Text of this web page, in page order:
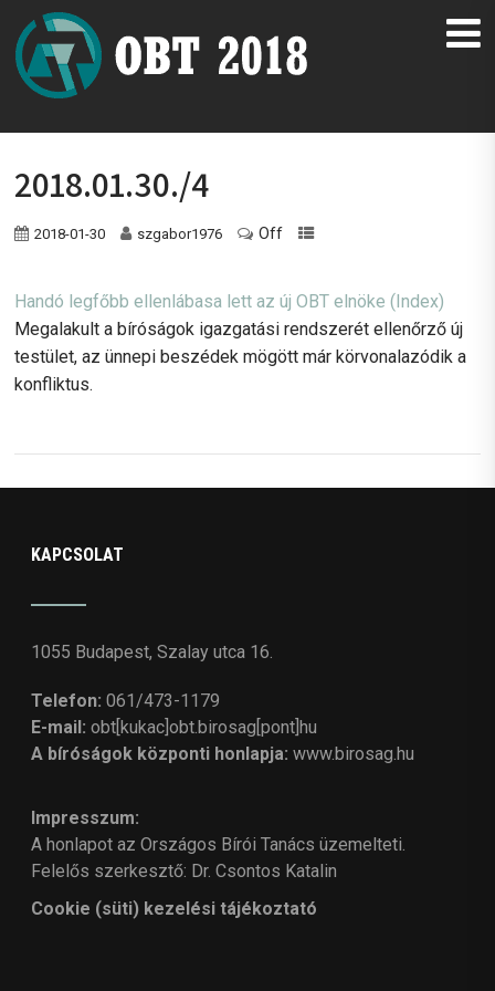
2018.01.30./4
2018-01-30 szgabor1976 Off
Handó legfőbb ellenlábasa lett az új OBT elnöke (Index)
Megalakult a bíróságok igazgatási rendszerét ellenőrző új
testület, az ünnepi beszédek mögött már körvonalazódik a
konfliktus.
KAPCSOLAT
1055 Budapest, Szalay utca 16.
Telefon: 061/473-1179
E-mail: obt[kukac]obt.birosag[pont]hu
A bíróságok központi honlapja: www.birosag.hu
Impresszum:
A honlapot az Országos Bírói Tanács üzemelteti.
Felelős szerkesztő: Dr. Csontos Katalin
Cookie (süti) kezelési tájékoztató